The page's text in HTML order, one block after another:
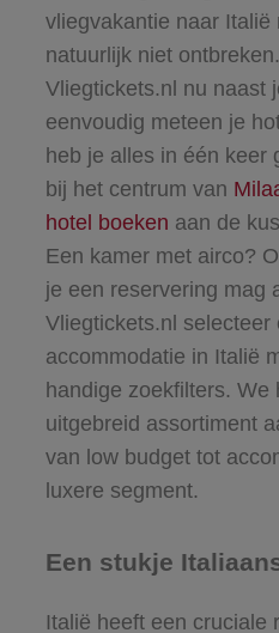
vliegvakantie naar Italië
natuurlijk niet
Vliegtickets.nl nu naast
eenvoudig meteen je
heb je alles in één keer
bij het centrum van
hotel boeken aan de
Een kamer met airco?
je een reservering mag
Vliegtickets.nl
accommodatie in Italië
handige zoekfilters.
uitgebreid assortiment
van low budget tot
luxere segment.
Een stukje
Italië heeft een cruciale